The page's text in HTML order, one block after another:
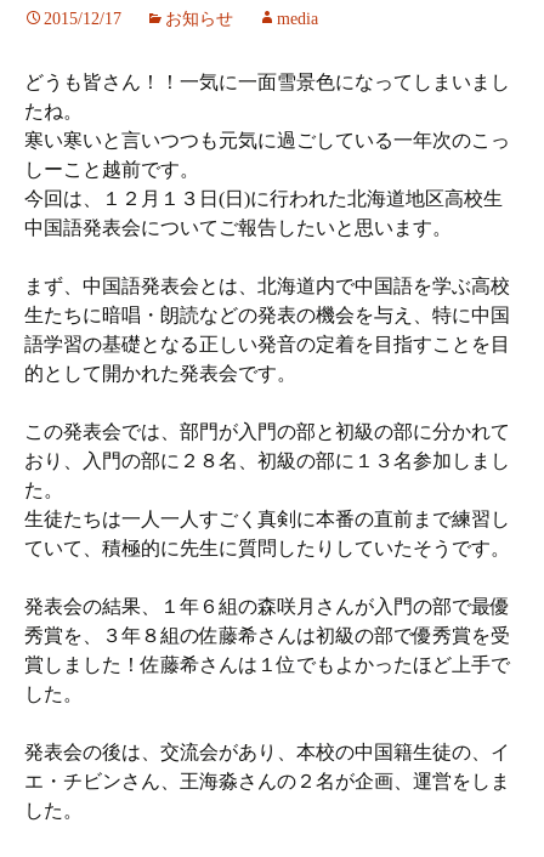
2015/12/17 お知らせ media
どうも皆さん！！一気に一面雪景色になってしまいまし
たね。
寒い寒いと言いつつも元気に過ごしている一年次のこっ
しーこと越前です。
今回は、１２月１３日(日)に行われた北海道地区高校生
中国語発表会についてご報告したいと思います。
まず、中国語発表会とは、北海道内で中国語を学ぶ高校
生たちに暗唱・朗読などの発表の機会を与え、特に中国
語学習の基礎となる正しい発音の定着を目指すことを目
的として開かれた発表会です。
この発表会では、部門が入門の部と初級の部に分かれて
おり、入門の部に２８名、初級の部に１３名参加しまし
た。
生徒たちは一人一人すごく真剣に本番の直前まで練習し
ていて、積極的に先生に質問したりしていたそうです。
発表会の結果、１年６組の森咲月さんが入門の部で最優
秀賞を、３年８組の佐藤希さんは初級の部で優秀賞を受
賞しました！佐藤希さんは１位でもよかったほど上手で
した。
発表会の後は、交流会があり、本校の中国籍生徒の、イ
エ・チビンさん、王海淼さんの２名が企画、運営をしま
した。